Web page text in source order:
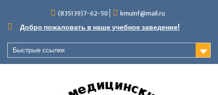
содержимому
(835139)7-62-50 kmuinf@mail.ru
Добро пожаловать в наше учебное заведение!
Быстрые ссылки